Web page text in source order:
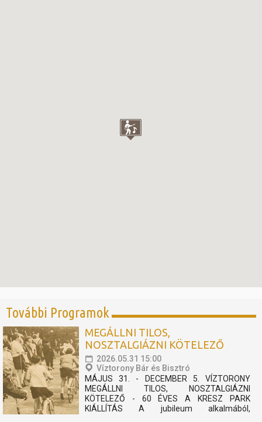
További Programok
MEGÁLLNI TILOS,
NOSZTALGIÁZNI KÖTELEZŐ
2026.05.31 15:00
Víztorony Bár és Bisztró
MÁJUS 31. - DECEMBER 5. VÍZTORONY
MEGÁLLNI TILOS, NOSZTALGIÁZNI
KÖTELEZŐ - 60 ÉVES A KRESZ PARK
KIÁLLÍTÁS A jubileum alkalmából,